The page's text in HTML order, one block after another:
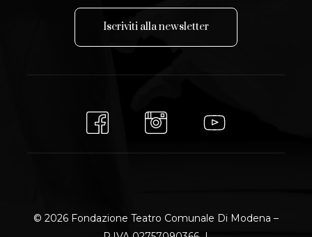
Iscriviti allanewsletter
© 2026 Fondazione Teatro Comunale Di Modena –